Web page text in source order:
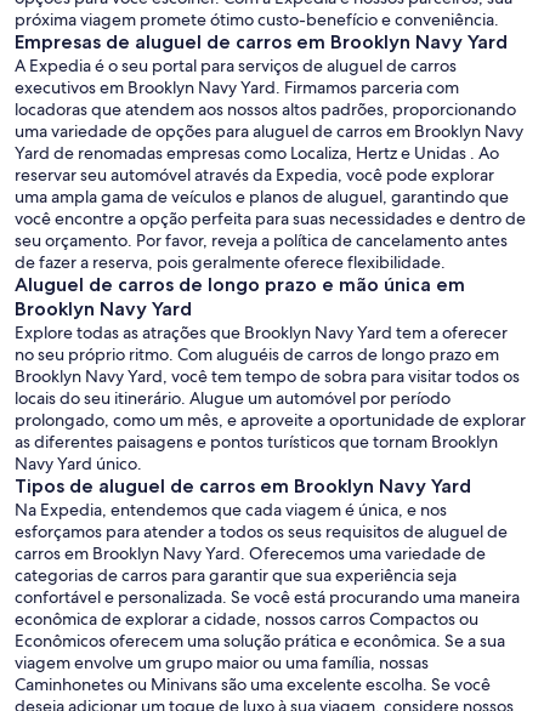
próxima viagem promete ótimo custo-benefício e conveniência.
Empresas de aluguel de carros em Brooklyn Navy Yard
A Expedia é o seu portal para serviços de aluguel de carros
executivos em Brooklyn Navy Yard. Firmamos parceria com
locadoras que atendem aos nossos altos padrões, proporcionando
uma variedade de opções para aluguel de carros em Brooklyn Navy
Yard de renomadas empresas como Localiza, Hertz e Unidas . Ao
reservar seu automóvel através da Expedia, você pode explorar
uma ampla gama de veículos e planos de aluguel, garantindo que
você encontre a opção perfeita para suas necessidades e dentro de
seu orçamento. Por favor, reveja a política de cancelamento antes
de fazer a reserva, pois geralmente oferece flexibilidade.
Aluguel de carros de longo prazo e mão única em
Brooklyn Navy Yard
Explore todas as atrações que Brooklyn Navy Yard tem a oferecer
no seu próprio ritmo. Com aluguéis de carros de longo prazo em
Brooklyn Navy Yard, você tem tempo de sobra para visitar todos os
locais do seu itinerário. Alugue um automóvel por período
prolongado, como um mês, e aproveite a oportunidade de explorar
as diferentes paisagens e pontos turísticos que tornam Brooklyn
Navy Yard único.
Tipos de aluguel de carros em Brooklyn Navy Yard
Na Expedia, entendemos que cada viagem é única, e nos
esforçamos para atender a todos os seus requisitos de aluguel de
carros em Brooklyn Navy Yard. Oferecemos uma variedade de
categorias de carros para garantir que sua experiência seja
confortável e personalizada. Se você está procurando uma maneira
econômica de explorar a cidade, nossos carros Compactos ou
Econômicos oferecem uma solução prática e econômica. Se a sua
viagem envolve um grupo maior ou uma família, nossas
Caminhonetes ou Minivans são uma excelente escolha. Se você
deseja adicionar um toque de luxo à sua viagem, considere nossos